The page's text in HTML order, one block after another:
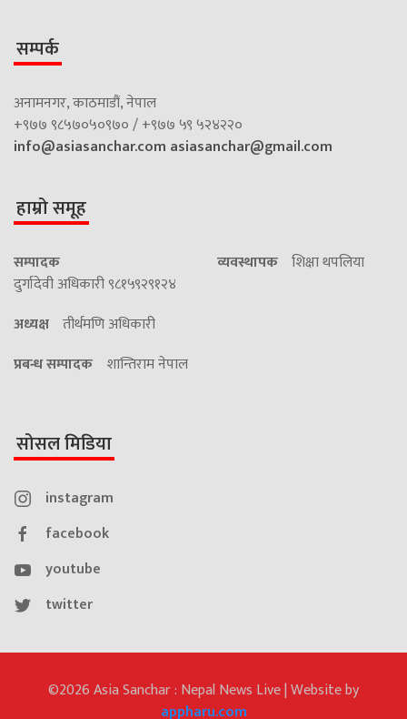
सम्पर्क
अनामनगर, काठमाडौं, नेपाल
+९७७ ९८५७०५०९७० / +९७७ ५९ ५२४२२०
info@asiasanchar.com asiasanchar@gmail.com
हाम्रो समूह
सम्पादक
दुर्गादेवी अधिकारी ९८१५९२९१२४
व्यवस्थापक शिक्षा थपलिया
अध्यक्ष तीर्थमणि अधिकारी
प्रबन्ध सम्पादक शान्तिराम नेपाल
सोसल मिडिया
instagram
facebook
youtube
twitter
©2026 Asia Sanchar : Nepal News Live | Website by
appharu.com